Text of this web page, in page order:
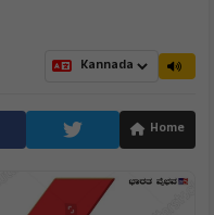
Home